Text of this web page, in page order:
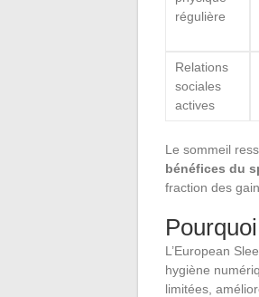
régulière
Relations
sociales
actives
Le sommeil
bénéfices du
fraction des
L’European
hygiène
limitées,